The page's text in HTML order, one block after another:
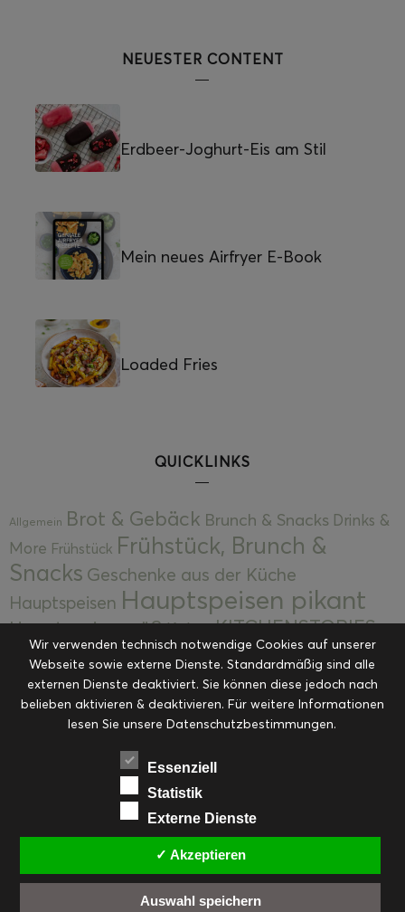
NEUESTER CONTENT
Erdbeer-Joghurt-Eis am Stil
Mein neues Airfryer E-Book
Loaded Fries
QUICKLINKS
Allgemein Brot & Gebäck Brunch & Snacks Drinks &
More Frühstück Frühstück, Brunch &
Snacks Geschenke aus der Küche
Hauptspeisen Hauptspeisen pikant
Hauptspeisen süßKekseKITCHENSTORIES
Kuchen, Torten & Desserts Kuchen und
Desserts Kulinarik Kulinarische Mitbringsel &
Eingemachtes Ohne Kategorie Ostern Resteküche
RezepteSaisonalSliderStartseite
Suppen, Salate & Vorspeisen
Vorspeisen, Salate & Suppen
Weihnachten Workshops & Events
Wir verwenden technisch notwendige Cookies auf unserer
Webseite sowie externe Dienste. Standardmäßig sind alle
externen Dienste deaktiviert. Sie können diese jedoch nach
belieben aktivieren & deaktivieren. Für weitere Informationen
lesen Sie unsere Datenschutzbestimmungen.
Essenziell
Statistik
Externe Dienste
✓ Akzeptieren
Auswahl speichern